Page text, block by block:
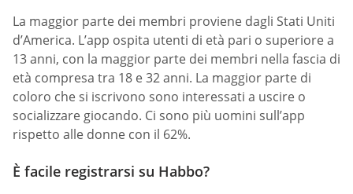
La maggior parte dei membri proviene dagli Stati Uniti
d’America. L’app ospita utenti di età pari o superiore a
13 anni, con la maggior parte dei membri nella fascia di
età compresa tra 18 e 32 anni. La maggior parte di
coloro che si iscrivono sono interessati a uscire o
socializzare giocando. Ci sono più uomini sull’app
rispetto alle donne con il 62%.
È facile registrarsi su Habbo?